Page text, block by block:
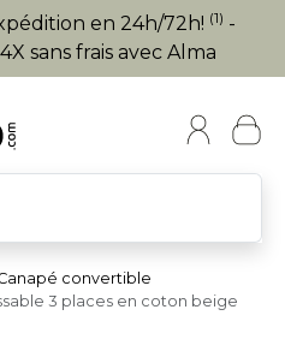
en 24h/72h! (1) -
sans frais avec Alma
convertible
3 places en coton beige